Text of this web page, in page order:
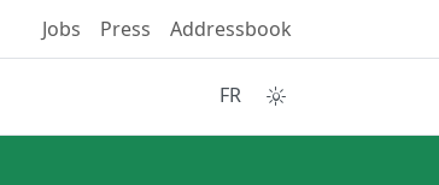
Jobs Press Addressbook
FR